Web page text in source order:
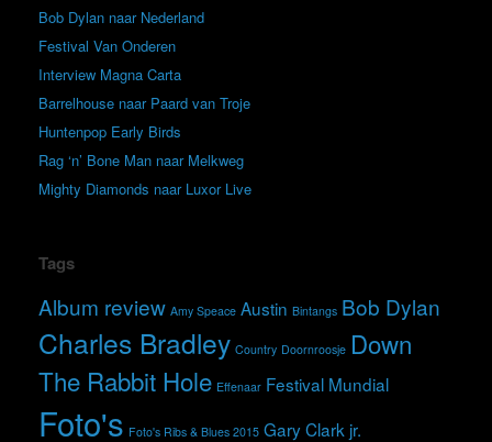
Bob Dylan naar Nederland
Festival Van Onderen
Interview Magna Carta
Barrelhouse naar Paard van Troje
Huntenpop Early Birds
Rag ‘n’ Bone Man naar Melkweg
Mighty Diamonds naar Luxor Live
Tags
Album review Amy Speace Austin Bintangs Bob Dylan
Charles Bradley Country Doornroosje Down
The Rabbit Hole Effenaar Festival Mundial
Foto's Foto's Ribs & Blues 2015 Gary Clark jr.